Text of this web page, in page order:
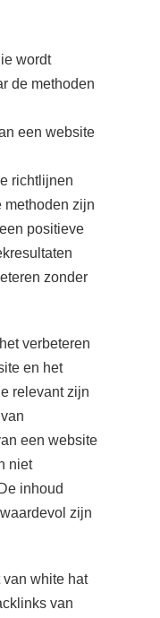
wordt
de methoden
een website
richtlijnen
methoden zijn
positieve
zonder
verbeteren
en het
relevant zijn
een website
niet
inhoud
zijn
white hat
van